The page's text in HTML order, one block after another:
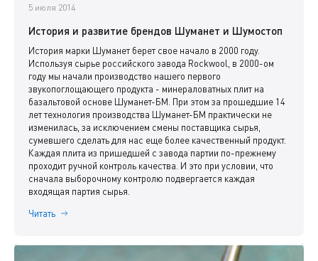
5 июля 2014
История и развитие брендов Шуманет и Шумостоп
История марки Шуманет берет свое начало в 2000 году.
Используя сырье российского завода Rockwool, в 2000-ом
году мы начали производство нашего первого
звукопоглощающего продукта - минераловатных плит на
базальтовой основе Шуманет-БМ. При этом за прошедшие 14
лет технология производства Шуманет-БМ практически не
изменилась, за исключением смены поставщика сырья,
сумевшего сделать для нас еще более качественный продукт.
Каждая плита из пришедшей с завода партии по-прежнему
проходит ручной контроль качества. И это при условии, что
сначала выборочному контролю подвергается каждая
входящая партия сырья.
Читать